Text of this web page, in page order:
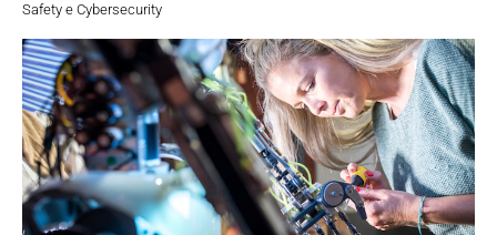
Safety e Cybersecurity